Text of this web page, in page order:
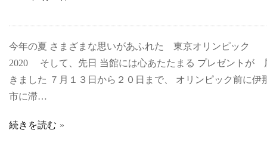
今年の夏 さまざまな思いがあふれた 東京オリンピック
2020 そして、先日 当館には心あたたまる プレゼントが
きました ７月１３日から２０日まで、 オリンピック前に伊
市に滞…
続きを読む